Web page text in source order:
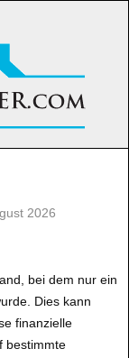
2026
bei dem nur ein
Dies kann
finanzielle
bestimmte